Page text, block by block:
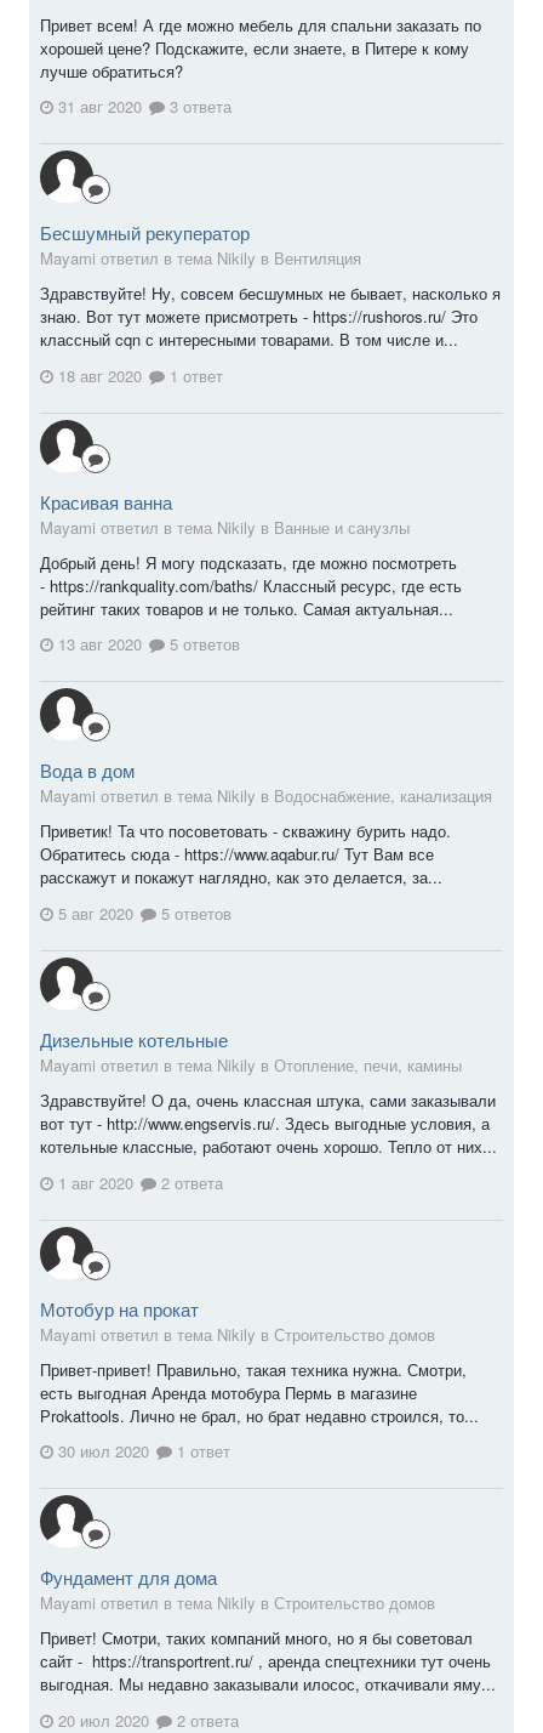
Привет всем! А где можно мебель для спальни заказать по
хорошей цене? Подскажите, если знаете, в Питере к кому
лучше обратиться?
31 авг 2020
3 ответа
Бесшумный рекуператор
Mayami ответил в тема Nikily в Вентиляция
Здравствуйте! Ну, совсем бесшумных не бывает, насколько я
знаю. Вот тут можете присмотреть - https://rushoros.ru/ Это
классный cqn с интересными товарами. В том числе и...
18 авг 2020
1 ответ
Красивая ванна
Mayami ответил в тема Nikily в Ванные и санузлы
Добрый день! Я могу подсказать, где можно посмотреть
- https://rankquality.com/baths/ Классный ресурс, где есть
рейтинг таких товаров и не только. Самая актуальная...
13 авг 2020
5 ответов
Вода в дом
Mayami ответил в тема Nikily в Водоснабжение, канализация
Приветик! Та что посоветовать - скважину бурить надо.
Обратитесь сюда - https://www.aqabur.ru/ Тут Вам все
расскажут и покажут наглядно, как это делается, за...
5 авг 2020
5 ответов
Дизельные котельные
Mayami ответил в тема Nikily в Отопление, печи, камины
Здравствуйте! О да, очень классная штука, сами заказывали
вот тут - http://www.engservis.ru/. Здесь выгодные условия, а
котельные классные, работают очень хорошо. Тепло от них...
1 авг 2020
2 ответа
Мотобур на прокат
Mayami ответил в тема Nikily в Строительство домов
Привет-привет! Правильно, такая техника нужна. Смотри,
есть выгодная Аренда мотобура Пермь в магазине
Рrokattools. Лично не брал, но брат недавно строился, то...
30 июл 2020
1 ответ
Фундамент для дома
Mayami ответил в тема Nikily в Строительство домов
Привет! Смотри, таких компаний много, но я бы советовал
сайт - https://transportrent.ru/ , аренда спецтехники тут очень
выгодная. Мы недавно заказывали илосос, откачивали яму...
20 июл 2020
2 ответа